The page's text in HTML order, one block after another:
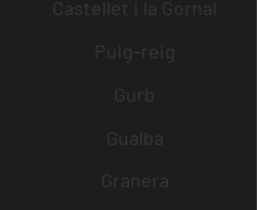
Castellet i la Gornal
Puig-reig
Gurb
Gualba
Granera